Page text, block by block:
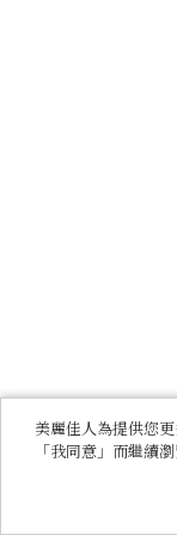
美麗佳人為提供您
「我同意」而繼續